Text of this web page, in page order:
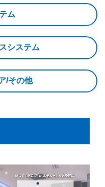
ム
システム
/その他